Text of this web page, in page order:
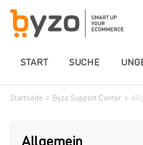
START SUCHE
Startseite Byzo Support Center
Allgemein